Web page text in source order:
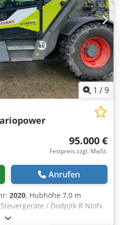
1 /9
95.000 €
Festpreis zzgl. MwSt.
Anrufen
2020, Hubhöhe 7,0 m
/ Dodpjtk R Nlofx